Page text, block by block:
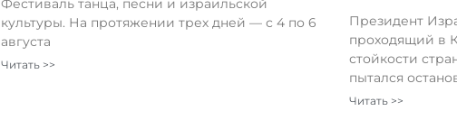
Фестиваль танца, песни и израильской
культуры. На протяжении трех дней — с 4 по 6
августа
Читать >>
Президент
проходящий в
стойкости
пытался
Читать >>